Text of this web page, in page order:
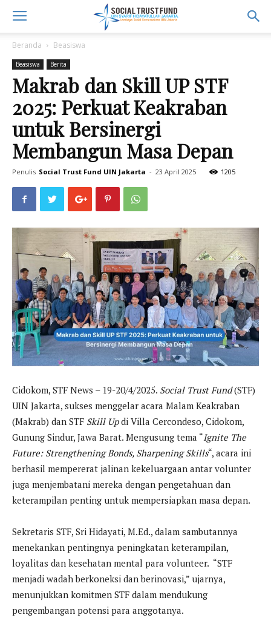
Beranda Beasiswa
Beasiswa Berita
Makrab dan Skill UP STF
2025: Perkuat Keakraban
untuk Bersinergi
Membangun Masa Depan
Penulis Social Trust Fund UIN Jakarta - 23 April 2025 1205
Cidokom, STF News – 19-20/4/2025. Social Trust Fund(STF)
UIN Jakarta, sukses menggelar acara Malam Keakraban
(Makrab) dan STF Skill Updi Villa Cercondeso, Cidokom,
Gunung Sindur, Jawa Barat. Mengusung tema “Ignite The
Future: Strengthening Bonds, Sharpening Skills“, acara ini
berhasil mempererat jalinan kekeluargaan antar volunter
juga menjembatani mereka dengan pengetahuan dan
keterampilan penting untuk mempersiapkan masa depan.
Sekretaris STF, Sri Hidayati, M.Ed., dalam sambutannya
menekankan pentingnya peningkatan keterampilan,
loyalitas dan kesehatan mental para volunteer. “STF
menjadi wadah berkoneksi dan berinovasi,” ujarnya,
menunjukkan komitmen STF dalam mendukung
pengembangan potensi para anggotanya.